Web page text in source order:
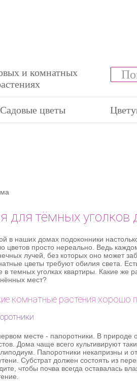
и комнатных
Садовые цветы
для тёмных уголков
в наших домах подоконники
цветов просто нереально. Ведь
лучей, без которых оно может
цветы требуют обилия света.
в темных уголках квартиры. Какие же
мест?
комнатные растения хорошо
месте - папоротники. В природе
Дома чаще всего культивируют
Папоротники некапризны и
Субстрат должен состоять из
чтобы почва всегда оставалась